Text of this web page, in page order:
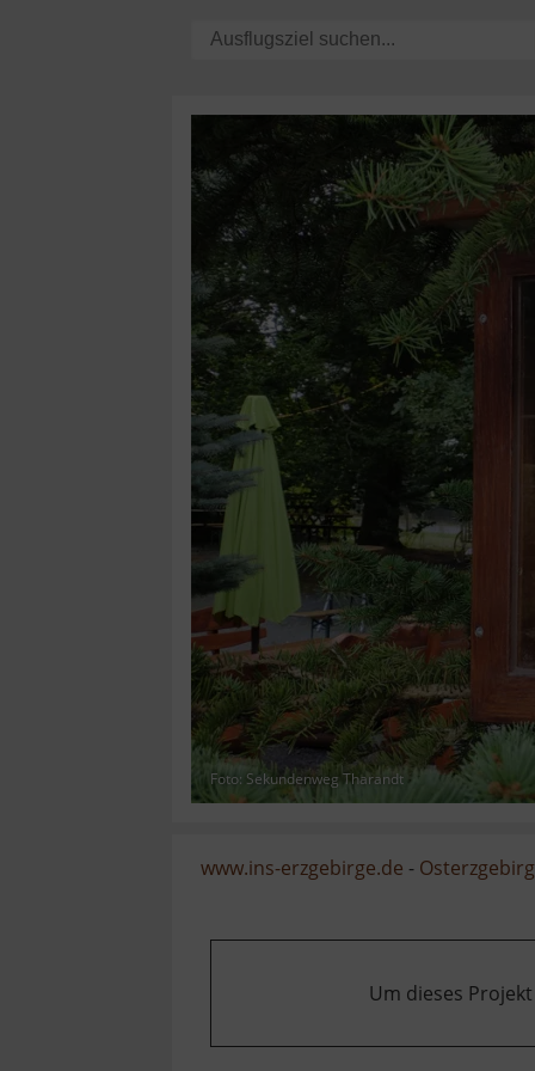
Foto: Sekundenweg Tharandt
www.ins-erzgebirge.de -
Um dieses